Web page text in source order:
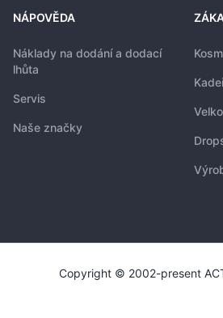
NÁPOVĚDA
Náklady na dodání a dodací
lhůta
Servis
Naše značky
Copyright © 2002-present